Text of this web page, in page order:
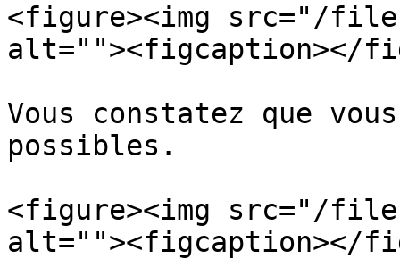
<figure><img src="/
alt=""><figcaption></
Vous constatez que
possibles.
<figure><img src="/
alt=""><figcaption></